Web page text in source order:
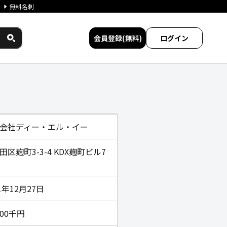
無料名刺
会員登録(無料) ログイン
社ディー・エル・イー
区麹町3-3-4 KDX麹町ビル7
12月27日
千円